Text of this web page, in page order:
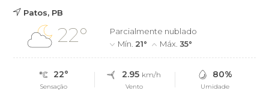
Patos, PB
22°
Parcialmente nublado
Mín. 21° Máx.35°
22°
Sensação
2.95 km/h
Vento
80%
Umidade